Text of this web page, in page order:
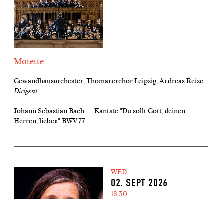
Motette
Gewandhausorchester, Thomanerchor Leipzig, Andreas Reize
Dirigent
Johann Sebastian Bach — Kantate "Du sollt Gott, deinen
Herren, lieben" BWV 77
WED
02. SEPT 2026
18.30